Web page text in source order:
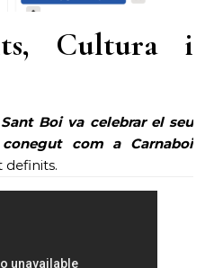
Cultura i
Sant Boi va celebrar el seu
com a Carnaboi
definits.